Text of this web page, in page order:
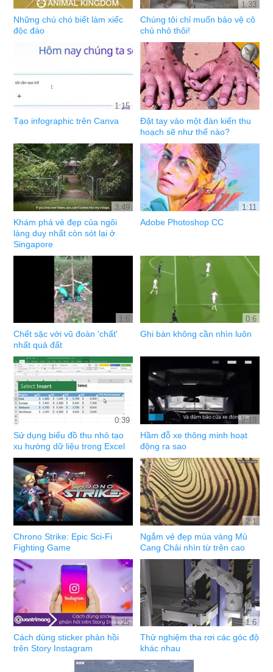
Những chú chó biết làm xiếc
độc đáo
1:33
Chúng tôi chỉ muốn bảo vệ cô
chủ nhỏ thôi!
1:15
Tạo infographic trên Canva
Đặt tay vào một đàn kiến thu
hoạch sẽ như thế nào?
3:49
Khám phá vẻ đẹp của ngôi
làng duy nhất còn sót lại ở
Singapore
1:11
Adobe Photoshop CC
1:6
Chết sặc với vũ đoàn 'chất'
nhất quả đất
0:6
Ghi bàn không cần nhìn luôn
0:39
Sử dụng biểu đồ thu nhỏ tạo
xu hướng dữ liệu trong Excel
2:19
Hầm đỗ xe thông minh hoạt
động ra sao
Chrono Strike: Epic Sci-Fi
Fighting Game
2:1
Ngắm vẻ đẹp mùa vàng Mù
Cang Chải nhìn từ trên cao
1:25
Cách dùng sticker phản hồi
trên Story Instagram
1:6
Thử nghiệm tha rơi các góc độ
khác nhau